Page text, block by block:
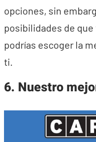
opciones, sin
posibilidades de
podrías escoger la
ti.
6. Nuestro